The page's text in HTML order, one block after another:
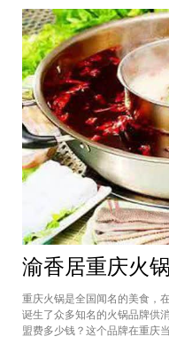
重庆火锅是全国闻名的美食，
诞生了众多知名的火锅品牌供
盟费多少钱？这个品牌在重庆